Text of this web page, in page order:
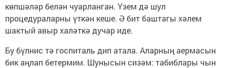
көпшәләр белән чуарланган. Үзем дә шул
процедураларны үткән кеше. Ә бит баштагы хәлем
шактый авыр халәткә дучар иде.
Бу бүлнис тә госпиталь дип атала. Аларның аермасын
бик аңлап бетермим. Шунысын сизәм: табиблары чын